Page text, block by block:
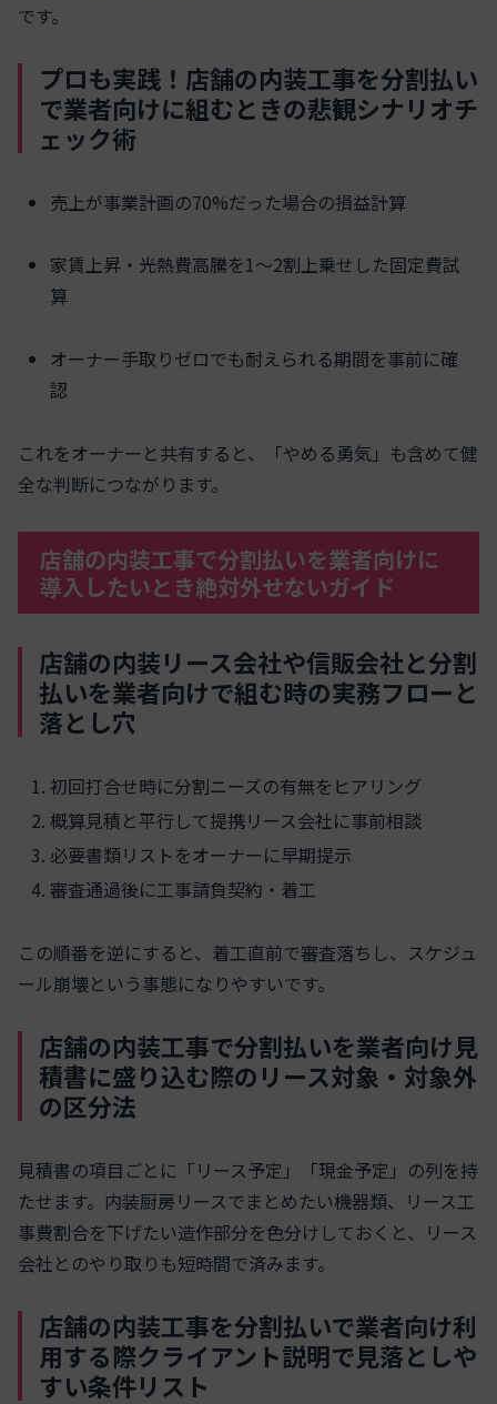
です。
プロも実践！店舗の内装工事を分割払い
で業者向けに組むときの悲観シナリオチ
ェック術
売上が事業計画の70%だった場合の損益計算
家賃上昇・光熱費高騰を1〜2割上乗せした固定費試
算
オーナー手取りゼロでも耐えられる期間を事前に確
認
これをオーナーと共有すると、「やめる勇気」も含めて健
全な判断につながります。
店舗の内装工事で分割払いを業者向けに
導入したいとき絶対外せないガイド
店舗の内装リース会社や信販会社と分割
払いを業者向けで組む時の実務フローと
落とし穴
初回打合せ時に分割ニーズの有無をヒアリング
概算見積と平行して提携リース会社に事前相談
必要書類リストをオーナーに早期提示
審査通過後に工事請負契約・着工
この順番を逆にすると、着工直前で審査落ちし、スケジュ
ール崩壊という事態になりやすいです。
店舗の内装工事で分割払いを業者向け見
積書に盛り込む際のリース対象・対象外
の区分法
見積書の項目ごとに「リース予定」「現金予定」の列を持
たせます。内装厨房リースでまとめたい機器類、リース工
事費割合を下げたい造作部分を色分けしておくと、リース
会社とのやり取りも短時間で済みます。
店舗の内装工事を分割払いで業者向け利
用する際クライアント説明で見落としや
すい条件リスト